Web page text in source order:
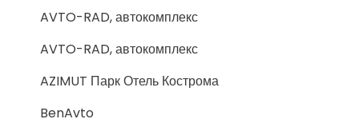
AVTO-RAD, автокомплекс
AVTO-RAD, автокомплекс
AZIMUT Парк Отель Кострома
BenAvto